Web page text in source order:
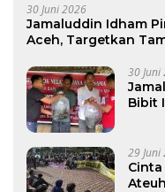
30 Juni 2026
Jamaluddin Idham
Aceh, Targetkan
30 Juni
Bibit
29 Juni